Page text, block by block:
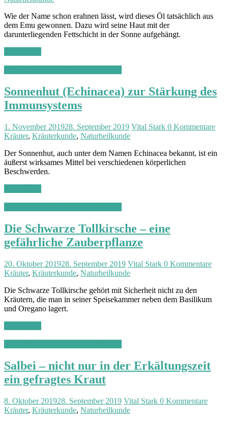
Wie der Name schon erahnen lässt, wird dieses Öl tatsächlich aus
dem Emu gewonnen. Dazu wird seine Haut mit der
darunterliegenden Fettschicht in der Sonne aufgehängt.
Sonnenhut (Echinacea) zur Stärkung des
Immunsystems
1. November 201928. September 2019 Vital Stark 0 Kommentare
Kräuter, Kräuterkunde, Naturheilkunde
Der Sonnenhut, auch unter dem Namen Echinacea bekannt, ist ein
äußerst wirksames Mittel bei verschiedenen körperlichen
Beschwerden.
Die Schwarze Tollkirsche – eine
gefährliche Zauberpflanze
20. Oktober 201928. September 2019 Vital Stark 0 Kommentare
Kräuter, Kräuterkunde, Naturheilkunde
Die Schwarze Tollkirsche gehört mit Sicherheit nicht zu den
Kräutern, die man in seiner Speisekammer neben dem Basilikum
und Oregano lagert.
Salbei – nicht nur in der Erkältungszeit
ein gefragtes Kraut
8. Oktober 201928. September 2019 Vital Stark 0 Kommentare
Kräuter, Kräuterkunde, Naturheilkunde